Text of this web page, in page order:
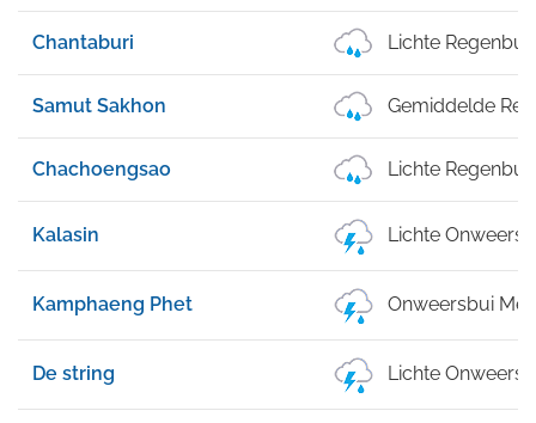
Chantaburi Lichte
Samut Sakhon Gemiddelde
Chachoengsao Lichte
Kalasin Lichte
Kamphaeng Phet Onweersbui
De string Lichte